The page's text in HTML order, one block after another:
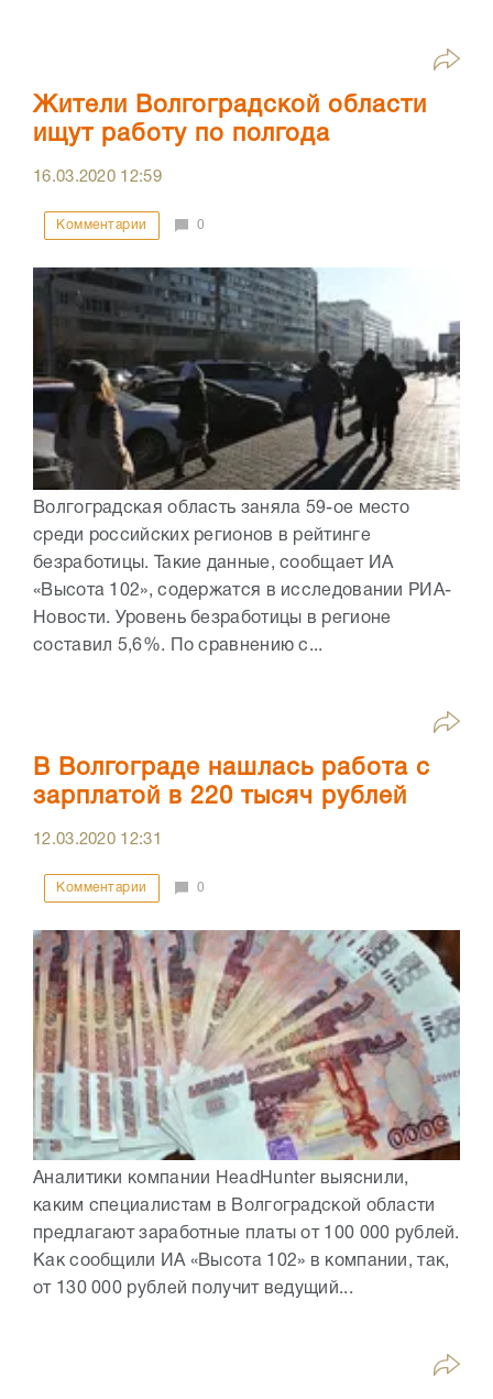
Жители Волгоградской области
ищут работу по полгода
16.03.2020 12:59
Комментарии 0
Волгоградская область заняла 59-ое место
среди российских регионов в рейтинге
безработицы. Такие данные, сообщает ИА
«Высота 102», содержатся в исследовании РИА-
Новости. Уровень безработицы в регионе
составил 5,6%. По сравнению с...
В Волгограде нашлась работа с
зарплатой в 220 тысяч рублей
12.03.2020 12:31
Комментарии 0
Аналитики компании HeadHunter выяснили,
каким специалистам в Волгоградской области
предлагают заработные платы от 100 000 рублей.
Как сообщили ИА «Высота 102» в компании, так,
от 130 000 рублей получит ведущий...